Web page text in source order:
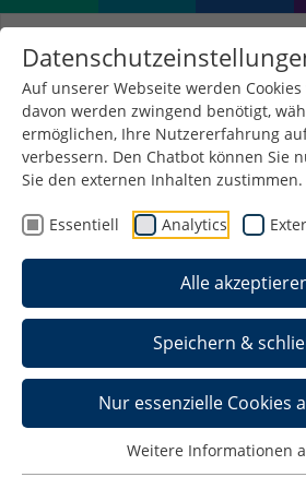
Auf unserer Webseite werden
davon werden zwingend benötigt,
ermöglichen, Ihre Nutzererfahrung
verbessern. Den Chatbot können Sie
Sie den externen Inhalten zustimmen.
Essentiell Analytics
Alle
Speichern &
Nur essenzielle Cookies
Weitere Informationen
Kompetenzzentrum